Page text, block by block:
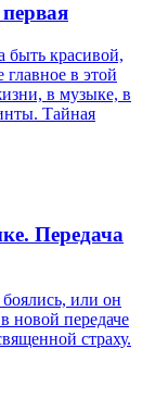
красивой,
в этой
в музыке, в
Тайная
Передача
боялись, или он
новой передаче
страху.